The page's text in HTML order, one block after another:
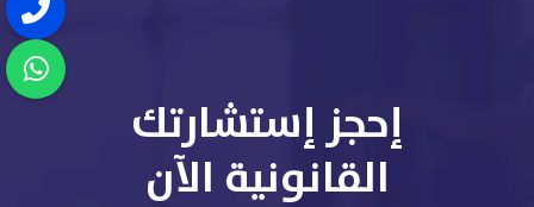
إحجز إستشارتك
القانونية الآن